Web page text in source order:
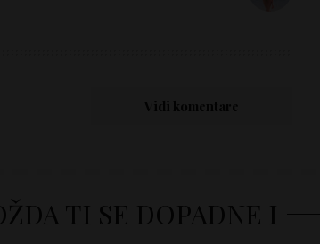
TI SE DOPADNE I